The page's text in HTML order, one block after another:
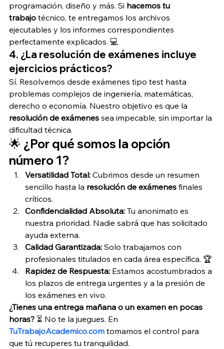
programación, diseño y más. Si hacemos tu
trabajo técnico, te entregamos los archivos
ejecutables y los informes correspondientes
perfectamente explicados. 💻
4. ¿La resolución de exámenes incluye
ejercicios prácticos?
Sí. Resolvemos desde exámenes tipo test hasta
problemas complejos de ingeniería, matemáticas,
derecho o economía. Nuestro objetivo es que la
resolución de exámenes sea impecable, sin importar la
dificultad técnica.
🌟 ¿Por qué somos la opción
número 1?
Versatilidad Total: Cubrimos desde un resumen
sencillo hasta la resolución de exámenes finales
críticos.
Confidencialidad Absoluta: Tu anonimato es
nuestra prioridad. Nadie sabrá que has solicitado
ayuda externa.
Calidad Garantizada: Solo trabajamos con
profesionales titulados en cada área específica. 🏆
Rapidez de Respuesta: Estamos acostumbrados a
los plazos de entrega urgentes y a la presión de
los exámenes en vivo.
¿Tienes una entrega mañana o un examen en pocas
horas? ⏳ No te la juegues. En
TuTrabajoAcademico.com tomamos el control para
que tú recuperes tu tranquilidad.